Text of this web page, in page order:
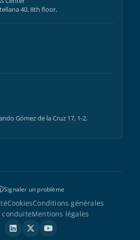
40, 8th floor,
Gómez de la Cruz 17, 1-2,
Signaler un problème
CookiesConditions générales
conduiteMentions légales